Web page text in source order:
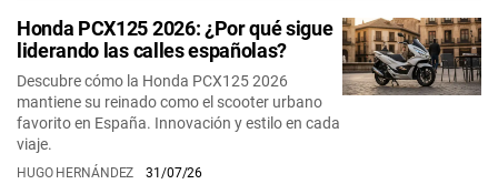
Honda PCX125 2026: ¿Por qué sigue
liderando las calles españolas?
Descubre cómo la Honda PCX125 2026
mantiene su reinado como el scooter urbano
favorito en España. Innovación y estilo en cada
viaje.
HUGO HERNÁNDEZ 31/07/26